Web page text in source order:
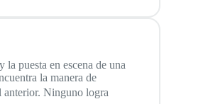
puesta en escena de una
la manera de
anterior. Ninguno logra